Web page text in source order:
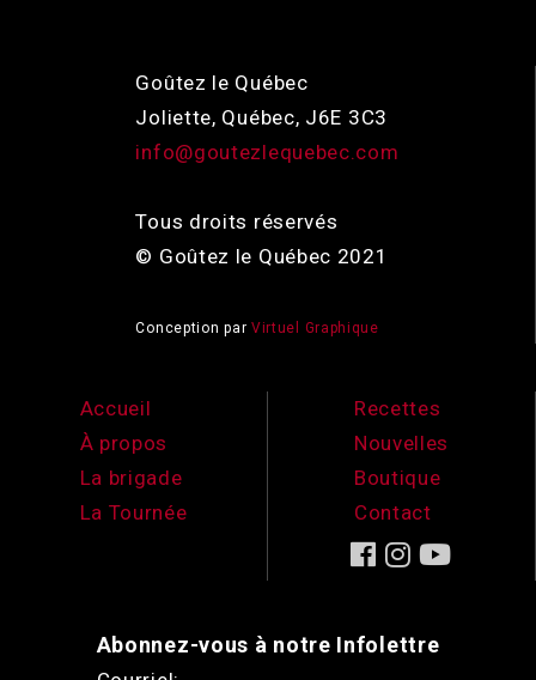
Goûtez le Québec
Joliette, Québec, J6E 3C3
info@goutezlequebec.com
Tous droits réservés
© Goûtez le Québec 2021
Conception par Virtuel Graphique
Accueil
À propos
La brigade
La Tournée
Recettes
Nouvelles
Boutique
Contact
Abonnez-vous à notre Infolettre